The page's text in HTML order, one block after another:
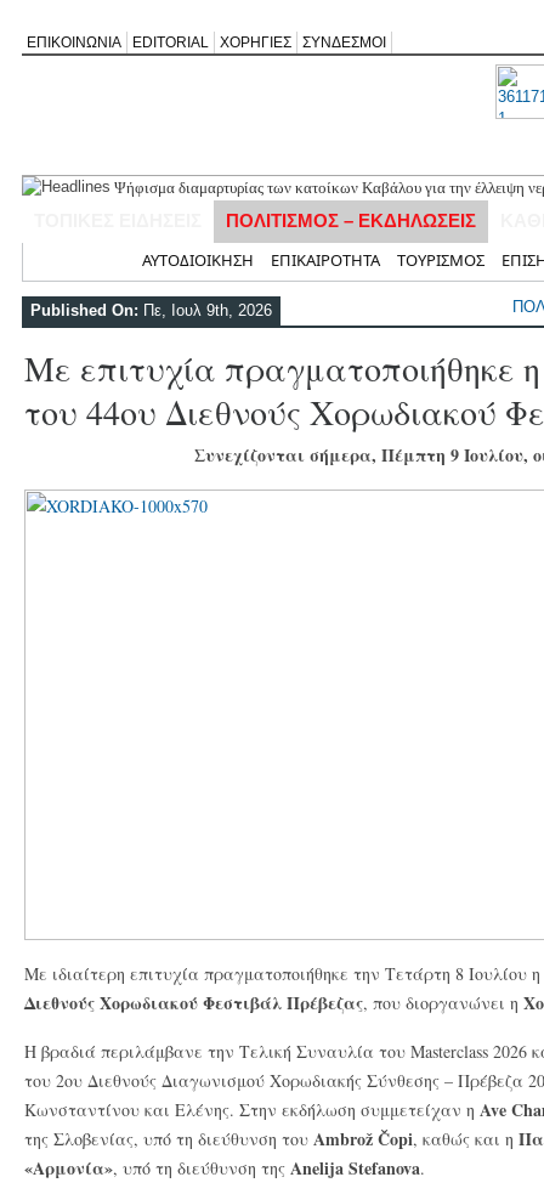
ΕΠΙΚΟΙΝΩΝΙΑ EDITORIAL ΧΟΡΗΓΙΕΣ ΣΥΝΔΕΣΜΟΙ
Ψήφισμα διαμαρτυρίας των κατοίκων Καβάλου για την έλλειψη
«Έφυγε» σε ηλικία 74 ετών ο ηθοποιός Νίκος Καλογερόπουλος
Η Λευκάδα τίμησε τον δικό της Ηλία Λογοθέτη σε μια βραδιά
Θεία Λειτουργία για τους απόδημους Αλεξανδρίτες στον Άγιο
ΠΟΛΙΤΙΣΜΟΣ – ΕΚΔΗΛΩΣΕΙΣ
ΑΥΤΟΔΙΟΙΚΗΣΗ ΕΠΙΚΑΙΡΟΤΗΤΑ ΤΟΥΡΙΣΜΟΣ
Published On: Πε, Ιουλ 9th, 2026
Με επιτυχία πραγματοποιήθηκε
του 44ου Διεθνούς Χορωδιακού
Συνεχίζονται σήμερα, Πέμπτη 9 Ιουλίου,
Με ιδιαίτερη επιτυχία πραγματοποιήθηκε την Τετάρτη 8
Διεθνούς Χορωδιακού Φεστιβάλ Πρέβεζας, που διοργανώνει η
Η βραδιά περιλάμβανε την Τελική Συναυλία του Masterclass 2026
του 2ου Διεθνούς Διαγωνισμού Χορωδιακής Σύνθεσης – Πρέβεζα
Κωνσταντίνου και Ελένης. Στην εκδήλωση συμμετείχαν η Ave
της Σλοβενίας, υπό τη διεύθυνση του Ambrož Čopi, καθώς και η
«Αρμονία», υπό τη διεύθυνση της Anelija Stefanova.